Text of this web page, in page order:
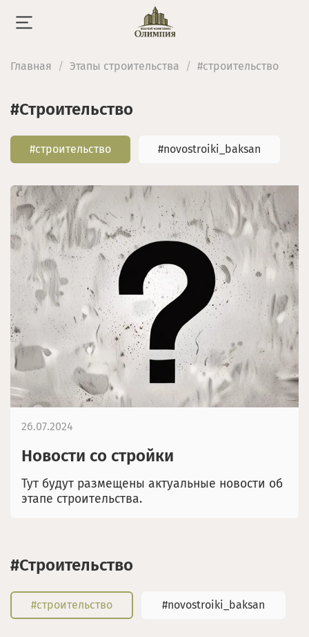
Главная Этапы строительства #строительство
#строительство
#строительство #novostroiki_baksan
Новости со стройки
Тут будут размещены актуальные новости об
этапе строительства.
26.07.2024
#строительство
#строительство #novostroiki_baksan